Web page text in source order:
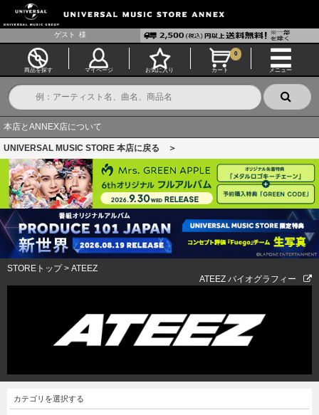
ゲスト 様
商品を探す マイページ お気に入り カート
0
メニュー
本店とANNEX店について
UNIVERSAL MUSIC STORE 本店に戻る ＞
STOREトップ> ATEEZ
ATEEZ バイオグラフィー
カテゴリを選択する